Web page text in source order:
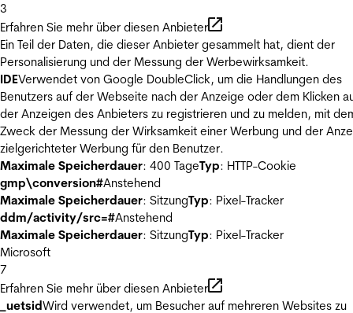
3
Erfahren Sie mehr über diesen Anbieter
Ein Teil der Daten, die dieser Anbieter gesammelt hat, dient der
Personalisierung und der Messung der Werbewirksamkeit.
IDEVerwendet von Google DoubleClick, um die Handlungen des
Benutzers auf der Webseite nach der Anzeige oder dem Klicken
der Anzeigen des Anbieters zu registrieren und zu melden, mit
Zweck der Messung der Wirksamkeit einer Werbung und der
zielgerichteter Werbung für den Benutzer.
Maximale Speicherdauer: 400 TageTyp: HTTP-Cookie
gmp\conversion#Anstehend
Maximale Speicherdauer: SitzungTyp: Pixel-Tracker
ddm/activity/src=#Anstehend
Maximale Speicherdauer: SitzungTyp: Pixel-Tracker
Microsoft
7
Erfahren Sie mehr über diesen Anbieter
_uetsidWird verwendet, um Besucher auf mehreren Websites zu